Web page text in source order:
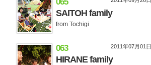
SAITOH family
from Tochigi
2011年07月01日
063
HIRANE family